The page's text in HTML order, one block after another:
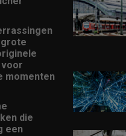
voor
momenten
die
een